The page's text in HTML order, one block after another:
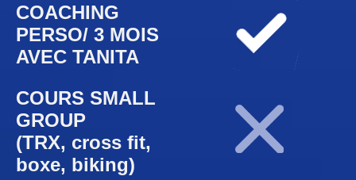
COACHING
PERSO/ 3 MOIS
AVEC TANITA
COURS SMALL
GROUP
(TRX, cross fit,
boxe, biking)